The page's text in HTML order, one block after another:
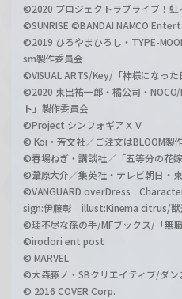
©2020 プロジェクトラブライブ！虹
©SUNRISE ©BANDAI NAMCO
©2019 ひろやまひろし・TYPE-
sm製作委員会
©VISUAL ARTS/Key/「神様になっ
©2020 東出祐一郎・橘公司・
ト」製作委員会
©Project シンフォギアＸＶ
© Koi・芳文社／ご注文はBLOOM製
©春場ねぎ・講談社／「五等分の花
©葦原大介／集英社・テレビ朝日・
©VANGUARD overDress
sign:伊藤彰 illust:Kinema citrus/獣
©理不尽な孫の手/MFブックス/「無
©irodori ent post
© MARVEL
©大森藤ノ・SBクリエイティブ/ダン
© 2016 COVER Corp.